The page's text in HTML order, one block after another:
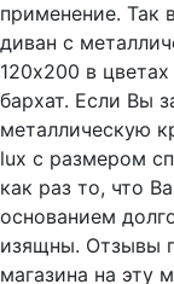
применение. Так
диван с
120х200 в
бархат. Если Вы
металлическую
lux с размером
как раз то, что
основанием
изящны. Отзывы
магазина на эту